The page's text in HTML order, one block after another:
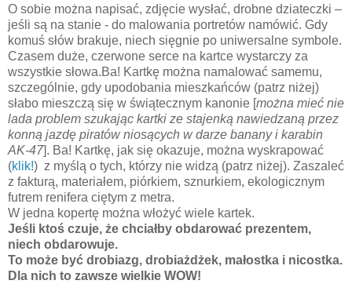
O sobie można napisać, zdjęcie wysłać, drobne dziateczki –
jeśli są na stanie - do malowania portretów namówić. Gdy
komuś słów brakuje, niech sięgnie po uniwersalne symbole.
Czasem duże, czerwone serce na kartce wystarczy za
wszystkie słowa.Ba! Kartkę można namalować samemu,
szczególnie, gdy upodobania mieszkańców (patrz niżej)
słabo mieszczą się w świątecznym kanonie [można mieć nie
lada problem szukając kartki ze stajenką nawiedzaną przez
konną jazdę piratów niosących w darze banany i karabin
AK-47]. Ba! Kartkę, jak się okazuje, można wyskrapować
(klik!) z myślą o tych, którzy nie widzą (patrz niżej). Zaszaleć
z fakturą, materiałem, piórkiem, sznurkiem, ekologicznym
futrem renifera ciętym z metra.
W jedna kopertę można włożyć wiele kartek.
Jeśli ktoś czuje, że chciałby obdarować prezentem,
niech obdarowuje.
To może być drobiazg, drobiażdżek, małostka i nicostka.
Dla nich to zawsze wielkie WOW!